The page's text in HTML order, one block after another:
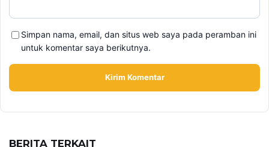
Alamat email tidak akan dipublikasikan. Kolom wajib ditandai *.